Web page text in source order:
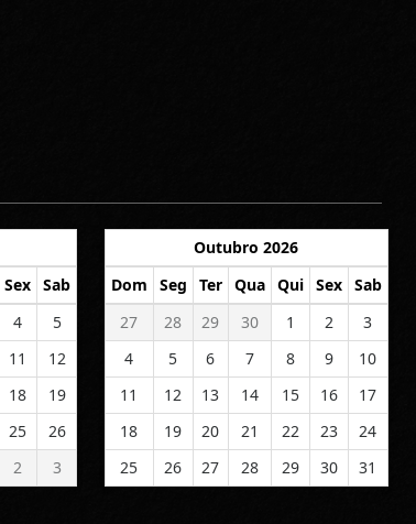
Sex
Sab
4
5
11
12
18
19
25
26
2 3
Outubro 2026
Dom
Seg Ter Qua Qui Sex Sab
27
28 29 30 1 2
3
4
5 6 7 8 9
10
11
12 13 14 15 16
17
18
19 20 21 22 23
24
25
26 27 28 29 30 31